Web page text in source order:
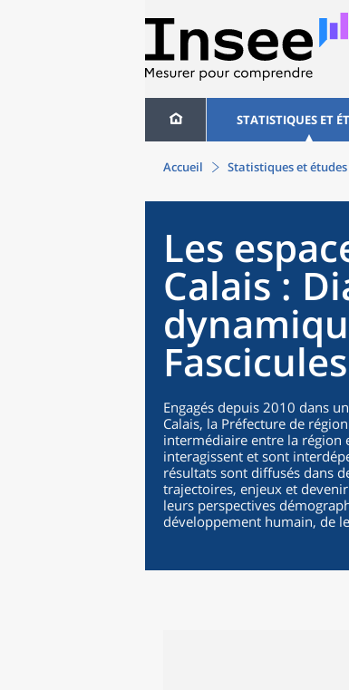
STATISTIQUES ET
Accueil Statistiques et études
Les
Calais :
Engagés depuis 2010 dans
Calais, la Préfecture de
intermédiaire entre la région
interagissent et sont
résultats sont diffusés dans
trajectoires, enjeux et
leurs perspectives
développement humain, de